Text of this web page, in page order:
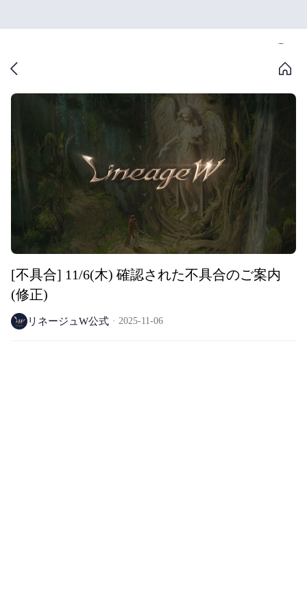
[不具合] 11/6(木) 確認された不具合のご案内
(修正)
リネージュW公式 2025-11-06